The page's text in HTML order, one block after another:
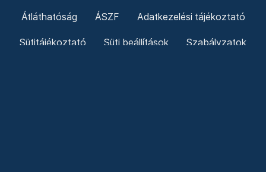
Átláthatóság ÁSZF Adatkezelési tájékoztató
Sütitájékoztató Süti beállítások Szabályzatok